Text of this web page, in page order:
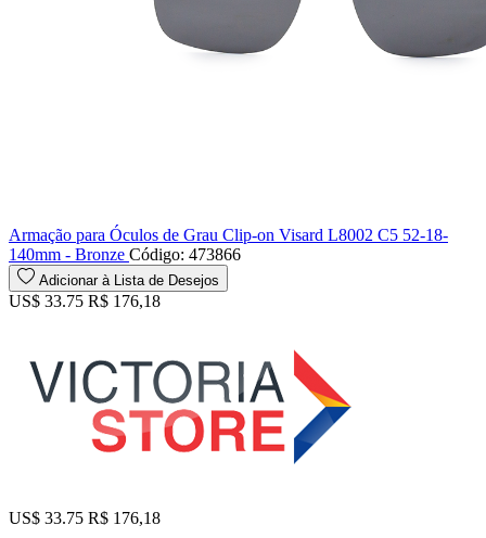
Armação para Óculos de Grau Clip-on Visard L8002 C5 52-18-
140mm - Bronze Código: 473866
Adicionar à Lista de Desejos
US$ 33.75 R$ 176,18
US$ 33.75 R$ 176,18